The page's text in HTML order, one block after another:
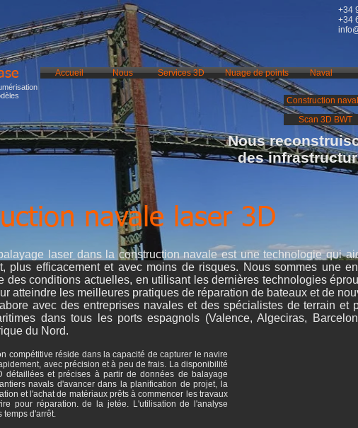
+34
+34
Accueil Nous Nuage de points
Services 3D Naval
Nous
des
Construction
Scan 3D BWT
navale laser 3D
laser dans la construction navale est une technologie qui
plus efficacement et avec moins de risques. Nous sommes une
des conditions actuelles, en utilisant les dernières technologies
atteindre les meilleures pratiques de réparation de bateaux et de
avec des entreprises navales et des spécialistes de terrain et
dans tous les ports espagnols (Valence, Algeciras,
du Nord.
compétitive réside dans la capacité de capturer le navire
avec précision et à peu de frais. La disponibilité
détaillées et précises à partir de données de balayage
navals d'avancer dans la planification de projet, la
et l'achat de matériaux prêts à commencer les travaux
pour réparation. de la jetée. L'utilisation de l'analyse
temps d'arrêt.